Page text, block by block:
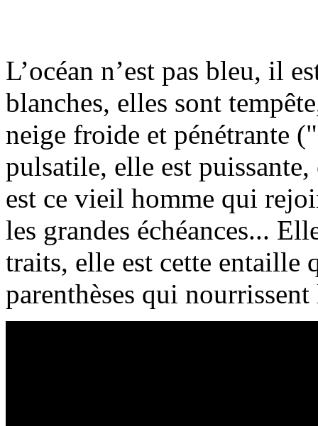
L’océan n’est pas bleu, il
blanches, elles sont
neige froide et pénétrante
pulsatile, elle est
est ce vieil homme qui
les grandes échéances...
traits, elle est cette entaille
parenthèses qui